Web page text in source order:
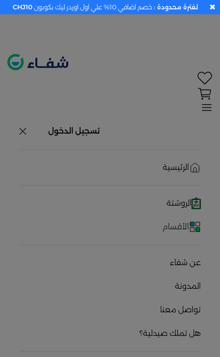
تسجيل الدخول
الرئيسية
الروشتة
الأقسام
عن شفاء
المدونة
تواصل معنا
هل تملك صيدلية؟
لفترة محدودة : خصم اضافي 10% علي اول اوردر ليك بكوبون CHJ10 ✖